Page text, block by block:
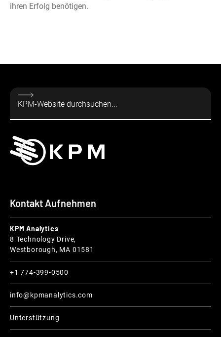
ihren Erfolg benötigen.
Kontakt Aufnehmen
KPM Analytics
8 Technology Drive,
Westborough, MA 01581
+1 774-399-0500
info@kpmanalytics.com
Unterstützung